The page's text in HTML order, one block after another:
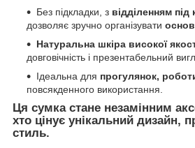
Без підкладки, з відділенням під
дозволяє зручно організувати
Натуральна шкіра високої
довговічність і презентабельний
Ідеальна для прогулянок,
повсякденного використання.
Ця сумка стане незамінним
хто цінує унікальний дизайн,
стиль.